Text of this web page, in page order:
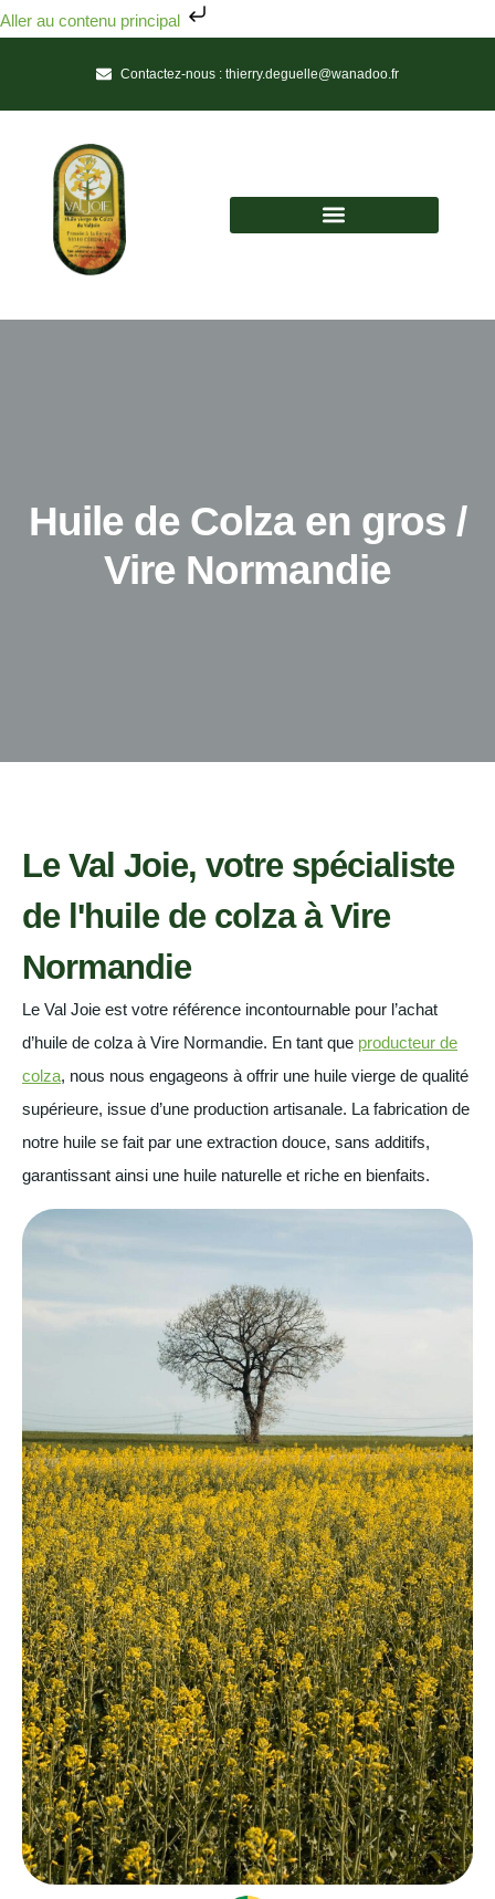
Aller au contenu principal
Contactez-nous :thierry.deguelle@wanadoo.fr
Huile de Colza en gros /
Vire Normandie
Le Val Joie, votre spécialiste
de l'huile de colza à Vire
Normandie
Le Val Joie est votre référence incontournable pour l’achat
d’huile de colza à Vire Normandie. En tant que producteur de
colza, nous nous engageons à offrir une huile vierge de qualité
supérieure, issue d’une production artisanale. La fabrication de
notre huile se fait par une extraction douce, sans additifs,
garantissant ainsi une huile naturelle et riche en bienfaits.